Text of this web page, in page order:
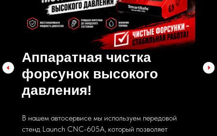
Аппаратная чистка
форсунок высокого
давления!
В нашем автосервисе мы используем передовой
стенд Launch CNC-605A, который позволяет